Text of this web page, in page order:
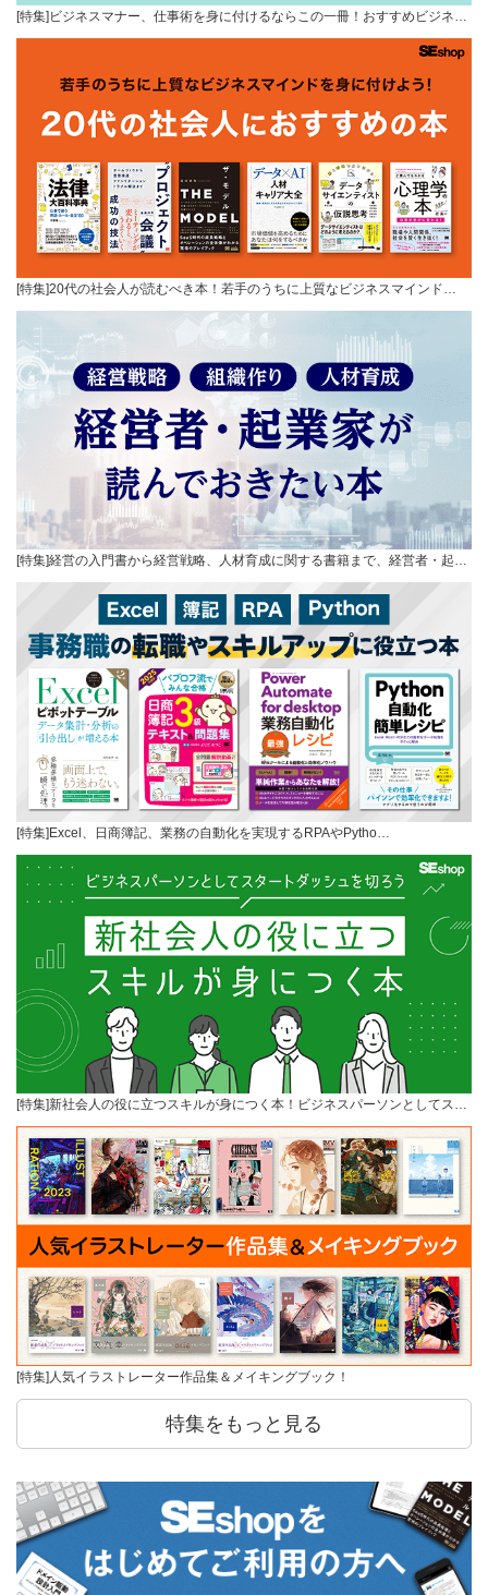
[特集]ビジネスマナー、仕事術を身に付けるならこの一冊！おすすめビジネ…
[特集]20代の社会人が読むべき本！若手のうちに上質なビジネスマインド…
[特集]経営の入門書から経営戦略、人材育成に関する書籍まで、経営者・起…
[特集]Excel、日商簿記、業務の自動化を実現するRPAやPytho…
[特集]新社会人の役に立つスキルが身につく本！ビジネスパーソンとしてス…
[特集]人気イラストレーター作品集＆メイキングブック！
特集をもっと見る